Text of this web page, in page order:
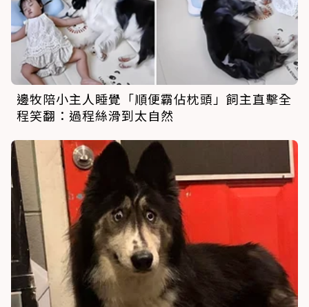
邊牧陪小主人睡覺「順便霸佔枕頭」飼主直擊全
程笑翻：過程絲滑到太自然